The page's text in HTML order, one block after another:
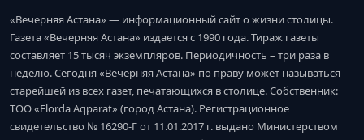
«Вечерняя Астана» — информационный сайт о жизни столицы.
Газета «Вечерняя Астана» издается с 1990 года. Тираж газеты
составляет 15 тысяч экземпляров. Периодичность – три раза в
неделю. Сегодня «Вечерняя Астана» по праву может называться
старейшей из всех газет, печатающихся в столице. Собственник:
ТОО «Elorda Aqparat» (город Астана). Регистрационное
свидетельство № 16290-Г от 11.01.2017 г. выдано Министерством